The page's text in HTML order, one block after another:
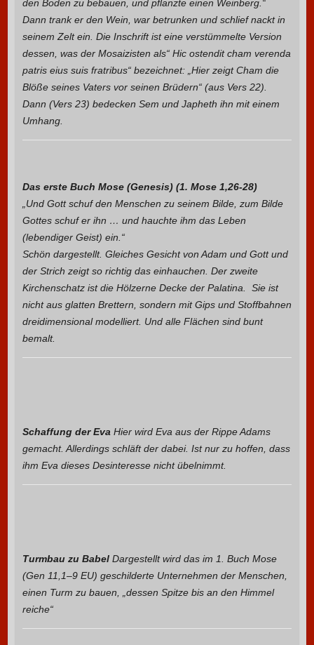
den Boden zu bebauen, und pflanzte einen Weinberg.“
Dann trank er den Wein, war betrunken und schlief nackt in
seinem Zelt ein. Die Inschrift ist eine verstümmelte Version
dessen, was der Mosaizisten als“ Hic ostendit cham verenda
patris eius suis fratribus“ bezeichnet: „Hier zeigt Cham die
Blöße seines Vaters vor seinen Brüdern“ (aus Vers 22).
Dann (Vers 23) bedecken Sem und Japheth ihn mit einem
Umhang.
Das erste Buch Mose (Genesis) (1. Mose 1,26-28)
„Und Gott schuf den Menschen zu seinem Bilde, zum Bilde
Gottes schuf er ihn … und hauchte ihm das Leben
(lebendiger Geist) ein.“
Schön dargestellt. Gleiches Gesicht von Adam und Gott und
der Strich zeigt so richtig das einhauchen. Der zweite
Kirchenschatz ist die Hölzerne Decke der Palatina. Sie ist
nicht aus glatten Brettern, sondern mit Gips und Stoffbahnen
dreidimensional modelliert. Und alle Flächen sind bunt
bemalt.
Schaffung der Eva Hier wird Eva aus der Rippe Adams
gemacht. Allerdings schläft der dabei. Ist nur zu hoffen, dass
ihm Eva dieses Desinteresse nicht übelnimmt.
Turmbau zu BabelDargestellt wird das im 1. Buch Mose
(Gen 11,1–9 EU) geschilderte Unternehmen der Menschen,
einen Turm zu bauen, „dessen Spitze bis an den Himmel
reiche“